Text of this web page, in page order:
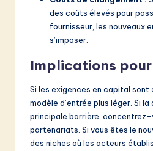
des coûts élevés pour
fournisseur, les nouveaux
s’imposer.
Implications
Si les exigences en capital sont
modèle d’entrée plus léger. Si
principale barrière, concentrez-
partenariats. Si vous êtes le
des niches où les acteurs